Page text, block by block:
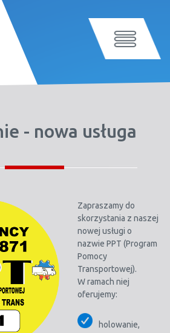
- nowa usługa
Zapraszamy do
skorzystania z naszej
nowej usługi o
nazwie PPT (Program
Pomocy
Transportowej).
W ramach niej
oferujemy:
holowanie,